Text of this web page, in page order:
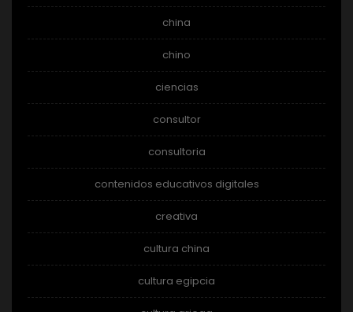
china
chino
ciencias
consultor
consultoria
contenidos educativos digitales
creativa
cultura china
cultura egipcia